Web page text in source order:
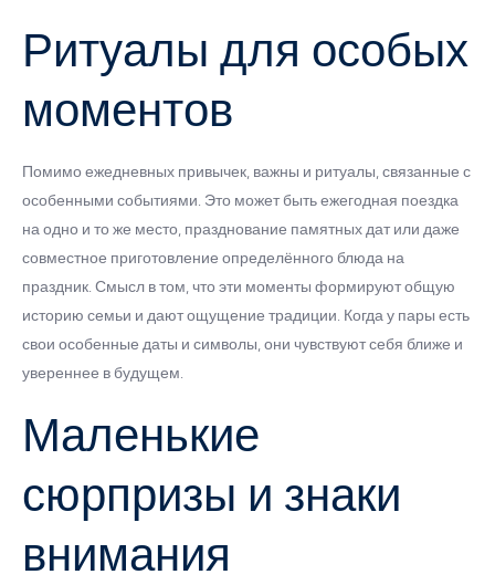
Ритуалы для особых
моментов
Помимо ежедневных привычек, важны и ритуалы, связанные с
особенными событиями. Это может быть ежегодная поездка
на одно и то же место, празднование памятных дат или даже
совместное приготовление определённого блюда на
праздник. Смысл в том, что эти моменты формируют общую
историю семьи и дают ощущение традиции. Когда у пары есть
свои особенные даты и символы, они чувствуют себя ближе и
увереннее в будущем.
Маленькие
сюрпризы и знаки
внимания